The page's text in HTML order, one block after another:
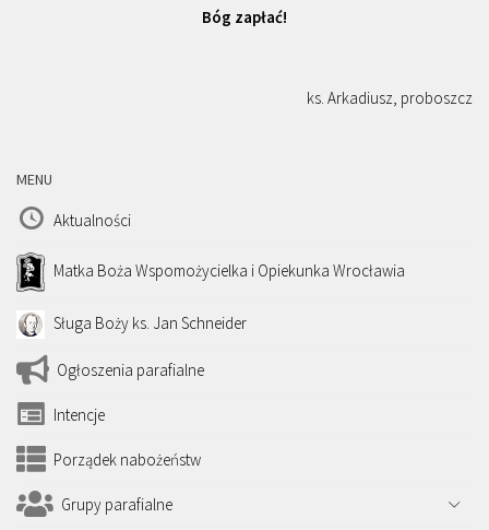
Bóg zapłać!
ks. Arkadiusz, proboszcz
MENU
Aktualności
Matka Boża Wspomożycielka i Opiekunka Wrocławia
Sługa Boży ks. Jan Schneider
Ogłoszenia parafialne
Intencje
Porządek nabożeństw
Grupy parafialne